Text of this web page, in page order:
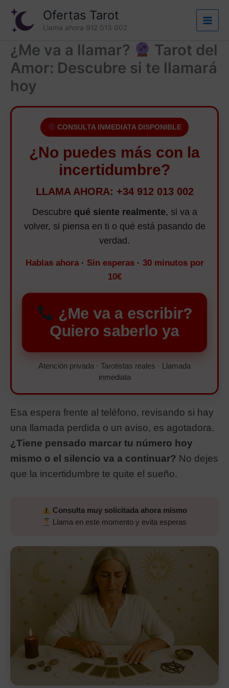
contenido
Ofertas Tarot
Llama ahora 912 013 002
¿Me va a llamar?
Tarot del
Amor: Descubre si te llamará
hoy
CONSULTA INMEDIATA DISPONIBLE
¿No puedes más con la
incertidumbre?
LLAMA AHORA: +34 912 013 002
Descubre qué siente realmente, si va a
volver, si piensa en ti o qué está pasando de
verdad.
Hablas ahora· Sin esperas· 30 minutos por
10€
¿Me va a escribir?
Quiero saberlo ya
Atención privada · Tarotistas reales · Llamada
inmediata
Esa espera frente al teléfono, revisando si hay
una llamada perdida o un aviso, es agotadora.
¿Tiene pensado marcar tu número hoy
mismo o el silencio va a continuar? No dejes
que la incertidumbre te quite el sueño.
Consulta muy solicitada ahora mismo
Llama en este momento y evita esperas